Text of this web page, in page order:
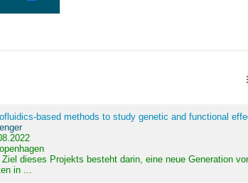
based methods to study genetic and functional
Ziel dieses Projekts besteht darin, eine neue Generation
in ...